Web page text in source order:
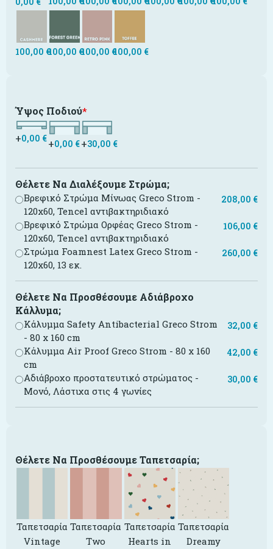
100,00 €100,00 €100,00 €100,00 €
*
Ύψος Ποδιού
+0,00 €+0,00 €+30,00 €
Θέλετε Να Διαλέξουμε Στρώμα;
Βρεφικό Στρώμα Μίνωας Greco Strom -
120x60, Tencel αντιβακτηριδιακό
208,00 €
Βρεφικό Στρώμα Ορφέας Greco Strom -
120x60, Tencel αντιβακτηριδιακό
106,00 €
Στρώμα Foamnest Latex Greco Strom -
120x60, 13 εκ.
260,00 €
Θέλετε Να Προσθέσουμε Αδιάβροχο
Κάλλυμα;
Κάλυμμα Safety Antibacterial Greco Strom
- 80 x 160 cm
32,00 €
Κάλυμμα Air Proof Greco Strom - 80 x 160
cm
42,00 €
Αδιάβροχο προστατευτικό στρώματος -
Μονό, Λάστιχα στις 4 γωνίες
30,00 €
Θέλετε Να Προσθέσουμε Ταπετσαρία;
Ταπετσαρία
Vintage
Ταπετσαρία
Two
Ταπετσαρία
Hearts in
Ταπετσαρία
Dreamy